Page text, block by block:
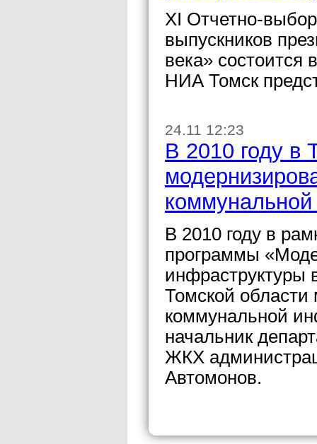
XI Отчетно-
выпускников
века» состоится
НИА Томск
24.11 12:23
В 2010 году в
В 2010 году в
программы
инфраструктуры
Томской области
коммунальной
начальник
ЖКХ
Автомонов.